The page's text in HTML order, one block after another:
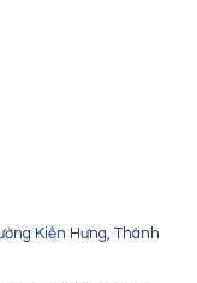
Kiến Hưng, Thành